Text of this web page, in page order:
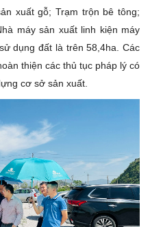
xuất gỗ; Trạm trộn bê tông;
máy sản xuất linh kiện máy
dụng đất là trên 58,4ha. Các
thiện các thủ tục pháp lý có
cơ sở sản xuất.